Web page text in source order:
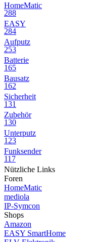
HomeMatic
288
EASY
284
Aufputz
253
Batterie
165
Bausatz
162
Sicherheit
131
Zubehör
130
Unterputz
123
Funksender
117
Nützliche Links
Foren
HomeMatic
mediola
IP-Symcon
Shops
Amazon
EASY SmartHome